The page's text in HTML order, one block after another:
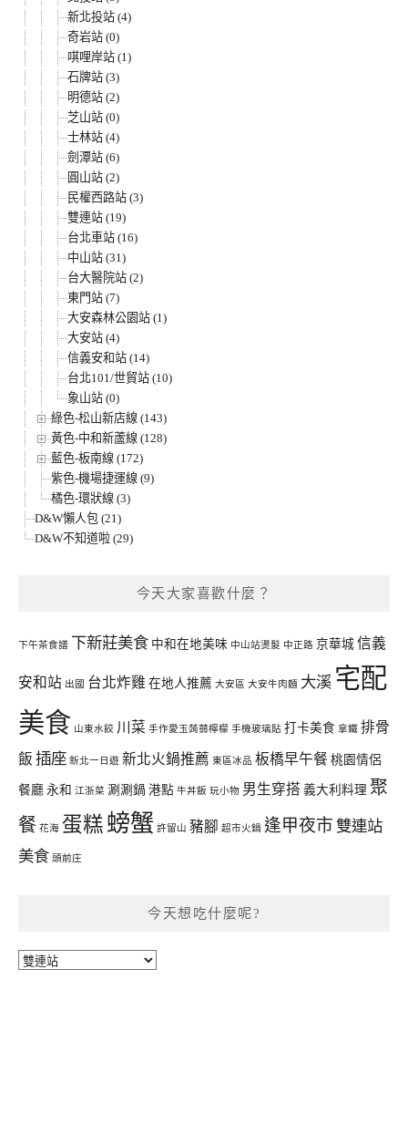
新北投站 (4)
奇岩站 (0)
唭哩岸站 (1)
石牌站 (3)
明德站 (2)
芝山站 (0)
士林站 (4)
劍潭站 (6)
圓山站 (2)
民權西路站 (3)
雙連站 (19)
台北車站 (16)
中山站 (31)
台大醫院站 (2)
東門站 (7)
大安森林公園站 (1)
大安站 (4)
信義安和站 (14)
台北101/世貿站 (10)
象山站 (0)
綠色-松山新店線 (143)
黃色-中和新蘆線 (128)
藍色-板南線 (172)
紫色-機場捷運線 (9)
橘色-環狀線 (3)
D&W懶人包 (21)
D&W不知道啦 (29)
今天大家喜歡什麼？
下午茶食譜 下新莊美食 中和在地美味 中山站燙髮 中正路 京華城 信義
安和站 出國 台北炸雞 在地人推薦 大安區 大安牛肉麵 大溪 宅配
美食 山東水餃 川菜 手作愛玉蒟蒻檸檬 手機玻璃貼 打卡美食 拿鐵 排骨
飯 插座 新北一日遊 新北火鍋推薦 東區冰品 板橋早午餐 桃園情侶
餐廳 永和 江浙菜 涮涮鍋 港點 牛丼飯 玩小物 男生穿搭 義大利料理 聚
餐 花海 蛋糕 螃蟹 許留山 豬腳 超市火鍋 逢甲夜市 雙連站
美食 頭前庄
今天想吃什麼呢?
今